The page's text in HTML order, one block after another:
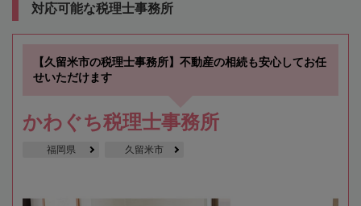
対応可能な税理士事務所
【久留米市の税理士事務所】不動産の相続も安心してお任
せいただけます
かわぐち税理士事務所
福岡県 久留米市